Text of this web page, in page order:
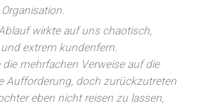
wirkte auf uns chaotisch,
extrem kundenfern.
mehrfachen Verweise auf die
Aufforderung, doch zurückzutreten
eben nicht reisen zu lassen,